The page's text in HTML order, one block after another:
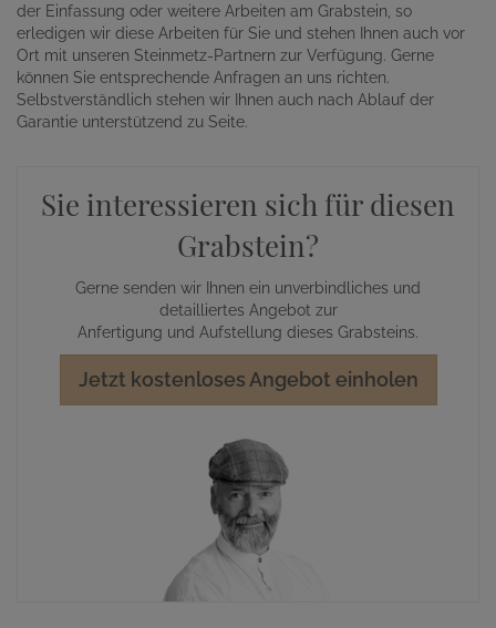
der Einfassung oder weitere Arbeiten am Grabstein, so
erledigen wir diese Arbeiten für Sie und stehen Ihnen auch vor
Ort mit unseren Steinmetz-Partnern zur Verfügung. Gerne
können Sie entsprechende Anfragen an uns richten.
Selbstverständlich stehen wir Ihnen auch nach Ablauf der
Garantie unterstützend zu Seite.
Sie interessieren sich für diesen
Grabstein?
Gerne senden wir Ihnen ein unverbindliches und
detailliertes Angebot zur
Anfertigung und Aufstellung dieses Grabsteins.
Jetzt kostenloses Angebot einholen